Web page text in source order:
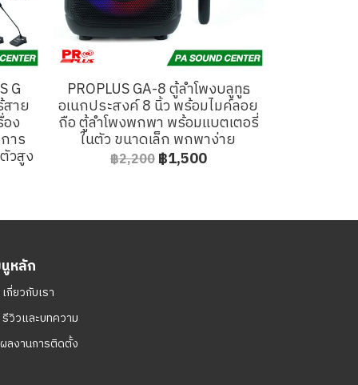
G
าย
ง
าร
วสูง
PROPLUS GA-8 ตู้ลำโพงบลูทูธ
อเนกประสงค์ 8 นิ้ว พร้อมไมค์ลอย
ถือ ตู้ลำโพงพกพา พร้อมแบตเตอรี่
ในตัว ขนาดเล็ก พกพาง่าย
฿2,200฿1,500
นูหลัก
เกี่ยวกับเรา
รีวิวและบทความ
ผลงานการติดตั้ง